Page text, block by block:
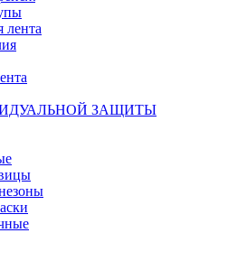
лента
ЗАЩИТЫ